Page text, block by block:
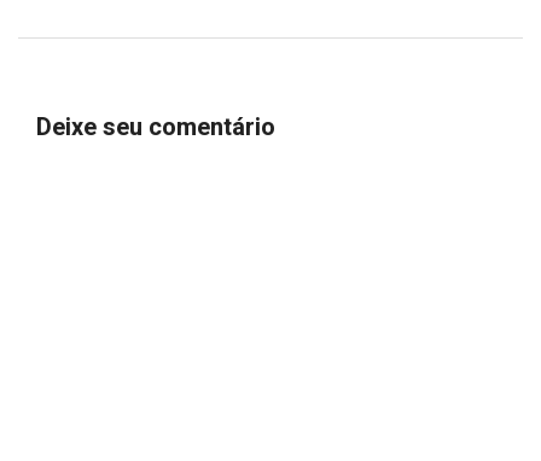
Deixe seu comentário